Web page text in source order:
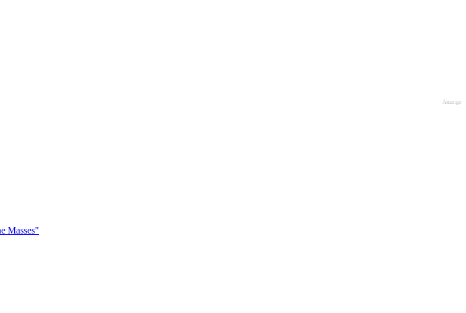
Anzeige
Masses"